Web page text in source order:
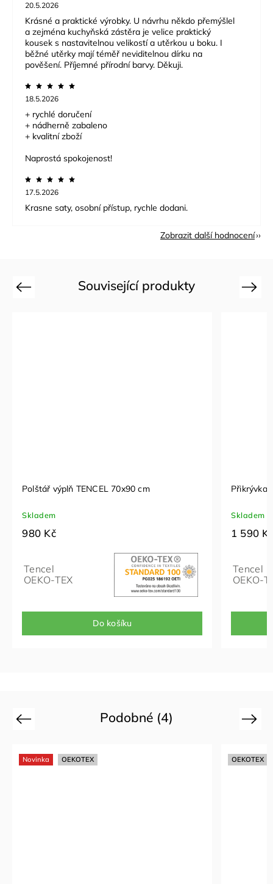
20.5.2026
Krásné a praktické výrobky. U návrhu někdo přemýšlel
a zejména kuchyňská zástěra je velice praktický
kousek s nastavitelnou velikostí a utěrkou u boku. I
běžné utěrky mají téměř neviditelnou dírku na
pověšení. Příjemné přírodní barvy. Děkuji.
18.5.2026
+ rychlé doručení
+ nádherně zabaleno
+ kvalitní zboží
Naprostá spokojenost!
17.5.2026
Krasne saty, osobní přístup, rychle dodani.
Zobrazit další hodnocení
Související produkty
Previous
Polštář výplň TENCEL 70x90 cm
Skladem
980 Kč
Do košíku
Tencel
OEKO-TEX
Přikrývka
Skladem
1 590
Tencel
OEKO-
Next
Podobné (4)
Previous
Novinka OEKOTEX OEKOTEX
Next